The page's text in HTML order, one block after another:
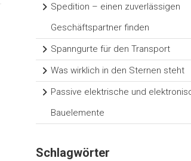
Spedition – einen zuverlässigen
Geschäftspartner finden
Spanngurte für den Transport
Was wirklich in den Sternen steht
Passive elektrische und
Bauelemente
Schlagwörter